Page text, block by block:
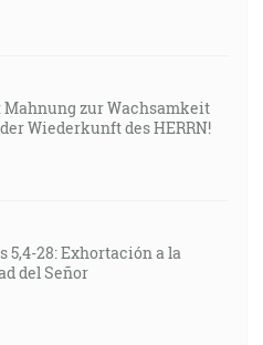
Mahnung zur Wachsamkeit
Wiederkunft des HERRN!
5,4-28: Exhortación a la
del Señor